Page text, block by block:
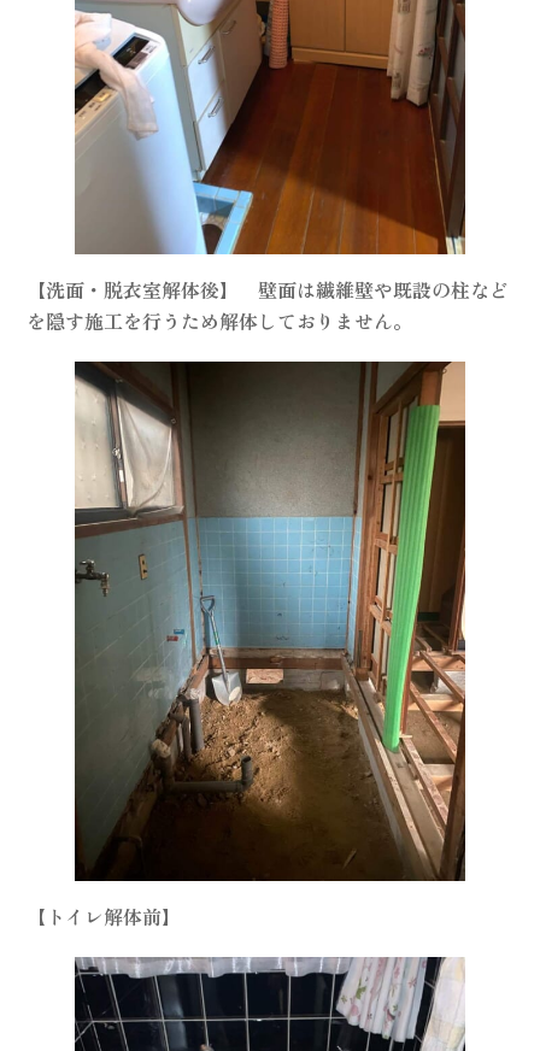
【洗面・脱衣室解体後】 壁面は繊維壁や既設の柱など
を隠す施工を行うため解体しておりません。
【トイレ解体前】